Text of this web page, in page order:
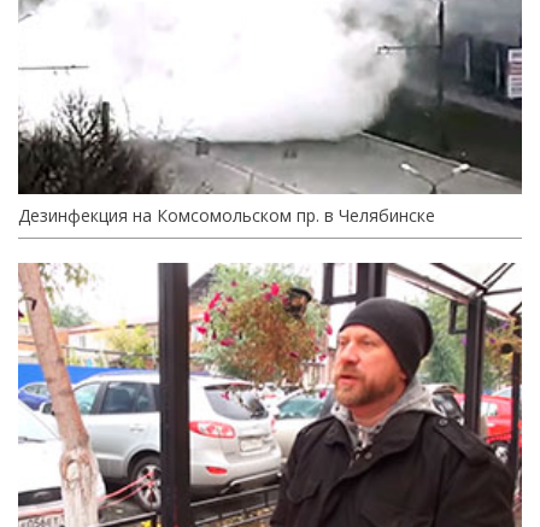
Дезинфекция на Комсомольском пр. в Челябинске